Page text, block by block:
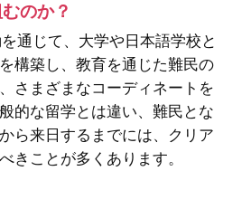
のか？
通じて、大学や日本語学校と
構築し、教育を通じた難民の
さまざまなコーディネートを
的な留学とは違い、難民とな
ら来日するまでには、クリア
きことが多くあります。